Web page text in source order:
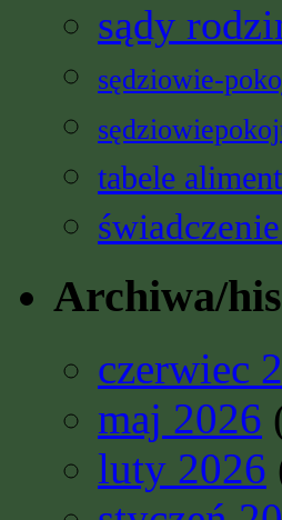
sądy
sędziowie-
tabele
Archiwa/
czerwiec
maj 2026
luty 2026